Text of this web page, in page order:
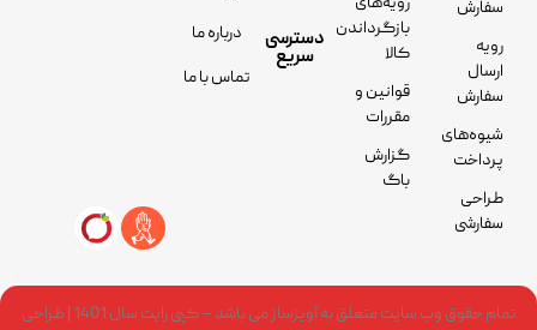
سفارش
رویه
ارسال
سفارش
شیوه‌های
پرداخت
طراحی
سفارشی
بازگرداندن
کالا
قوانین و
مقررات
گزارش
باگ
دسترسی
سریع
درباره ما
تماس با ما
تمام حقوق وب سایت متعلق به آویزساز می باشد – کپی رایت سال 1401 | طراحی